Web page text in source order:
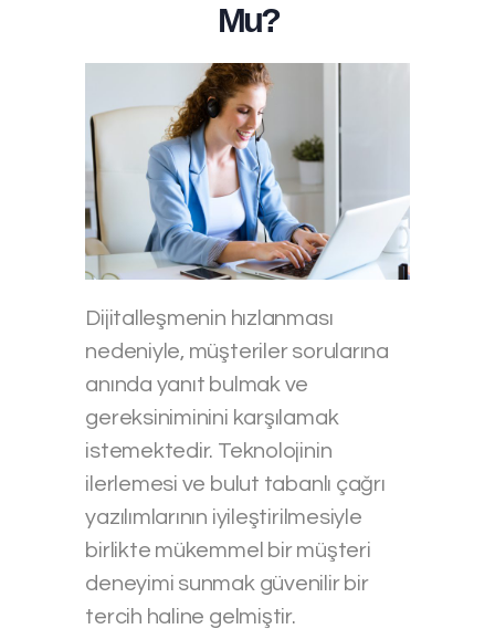
Mu?
Dijitalleşmenin hızlanması
nedeniyle, müşteriler sorularına
anında yanıt bulmak ve
gereksiniminini karşılamak
istemektedir. Teknolojinin
ilerlemesi ve bulut tabanlı çağrı
yazılımlarının iyileştirilmesiyle
birlikte mükemmel bir müşteri
deneyimi sunmak güvenilir bir
tercih haline gelmiştir.